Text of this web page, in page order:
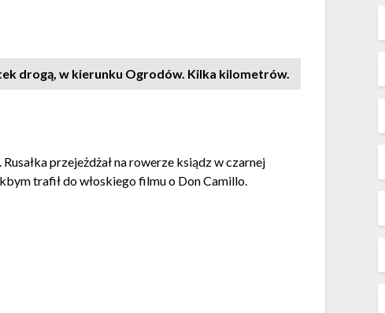
drogą, w kierunku Ogrodów. Kilka kilometrów.
przejeżdżał na rowerze ksiądz w czarnej
trafił do włoskiego filmu o Don Camillo.